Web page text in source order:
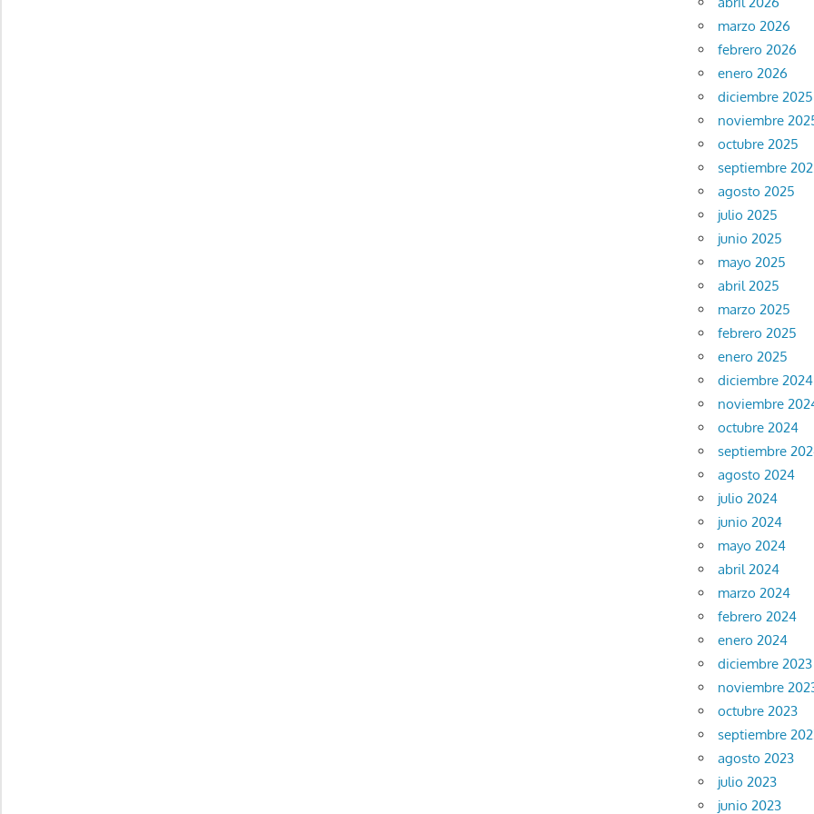
marzo 2026
febrero 2026
enero 2026
diciembre 2025
noviembre
octubre 2025
septiembre
agosto 2025
julio 2025
junio 2025
mayo 2025
abril 2025
marzo 2025
febrero 2025
enero 2025
diciembre 2024
noviembre
octubre 2024
septiembre
agosto 2024
julio 2024
junio 2024
mayo 2024
abril 2024
marzo 2024
febrero 2024
enero 2024
diciembre 2023
noviembre
octubre 2023
septiembre
agosto 2023
julio 2023
junio 2023